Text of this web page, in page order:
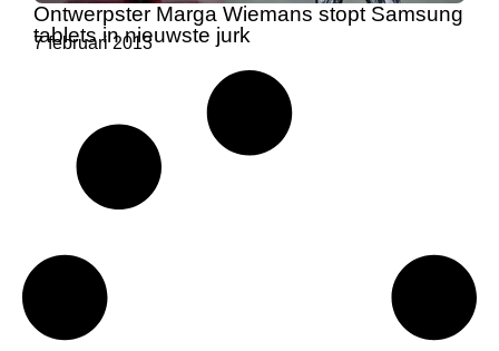
Ontwerpster Marga Wiemans stopt Samsung
tablets in nieuwste jurk
7 februari 2013